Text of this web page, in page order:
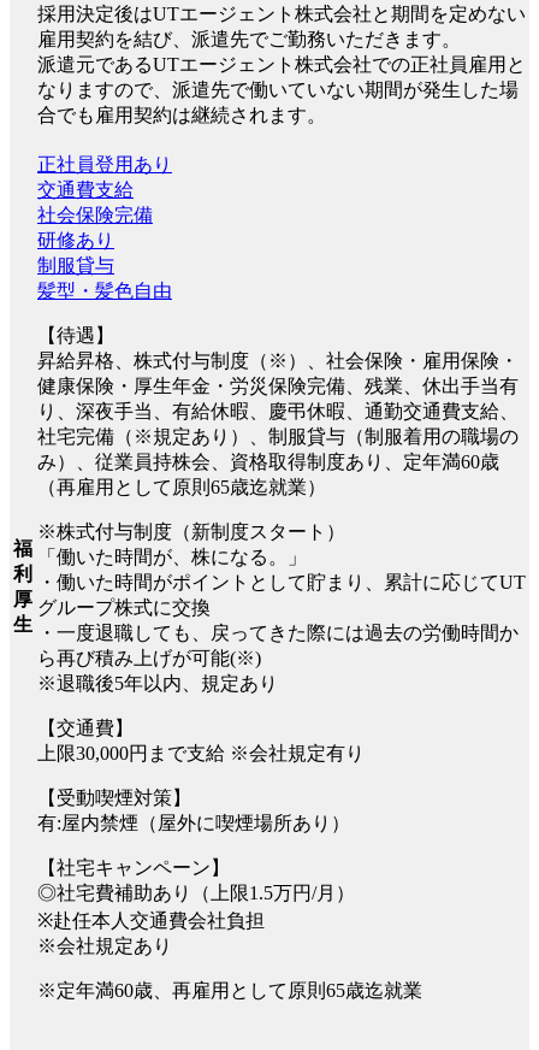
採用決定後はUTエージェント株式会社と期間を定めない
雇用契約を結び、派遣先でご勤務いただきます。
派遣元であるUTエージェント株式会社での正社員雇用と
なりますので、派遣先で働いていない期間が発生した場
合でも雇用契約は継続されます。
福
利
厚
生
正社員登用あり
交通費支給
社会保険完備
研修あり
制服貸与
髪型・髪色自由
【待遇】
昇給昇格、株式付与制度（※）、社会保険・雇用保険・
健康保険・厚生年金・労災保険完備、残業、休出手当有
り、深夜手当、有給休暇、慶弔休暇、通勤交通費支給、
社宅完備（※規定あり）、制服貸与（制服着用の職場の
み）、従業員持株会、資格取得制度あり、定年満60歳
（再雇用として原則65歳迄就業）
※株式付与制度（新制度スタート）
「働いた時間が、株になる。」
・働いた時間がポイントとして貯まり、累計に応じてUT
グループ株式に交換
・一度退職しても、戻ってきた際には過去の労働時間か
ら再び積み上げが可能(※)
※退職後5年以内、規定あり
【交通費】
上限30,000円まで支給 ※会社規定有り
【受動喫煙対策】
有:屋内禁煙（屋外に喫煙場所あり）
【社宅キャンペーン】
◎社宅費補助あり（上限1.5万円/月）
※赴任本人交通費会社負担
※会社規定あり
※定年満60歳、再雇用として原則65歳迄就業